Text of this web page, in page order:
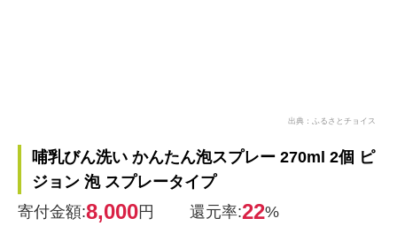
出典：ふるさとチョイス
哺乳びん洗い かんたん泡スプレー 270ml 2個 ピ
ジョン 泡 スプレータイプ
寄付金額:8,000円 還元率:22%